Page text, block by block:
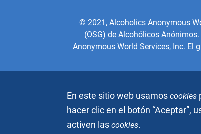
© 2021, Alcoholics Anonymous
(OSG) de Alcohólicos
Anonymous World Services, Inc. El
En este sitio web usamoscookies
hacer clic en el botón “Aceptar”,
activen lascookies.